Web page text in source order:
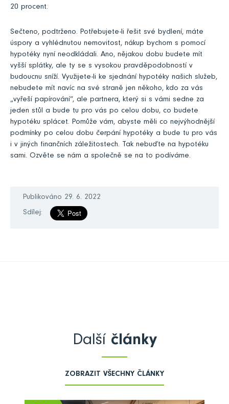
20 procent.
Sečteno, podtrženo. Potřebujete-li řešit své bydlení, máte
úspory a vyhlédnutou nemovitost, nákup bychom s pomocí
hypotéky nyní neodkládali. Ano, nějakou dobu budete mít
vyšší splátky, ale ty se s vysokou pravděpodobností v
budoucnu sníží. Využijete-li ke sjednání hypotéky našich služeb,
nebudete mít navíc na své straně jen někoho, kdo za vás
„vyřeší papírování“, ale partnera, který si s vámi sedne za
jeden stůl a bude tu pro vás po celou dobu, co budete
hypotéku splácet. Pomůže vám, abyste měli co nejvýhodnější
podmínky po celou dobu čerpání hypotéky a bude tu pro vás
i v jiných finančních záležitostech. Tak nebuďte na hypotéku
sami. Ozvěte se nám a společně se na to podíváme.
Publikováno 29. 6. 2022
Sdílej:
Další články
ZOBRAZIT VŠECHNY ČLÁNKY